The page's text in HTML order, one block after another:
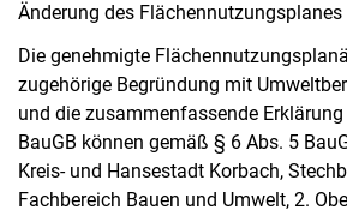
Änderung des
Die genehmigte
zugehörige Begründung mit
und die zusammenfassende
BauGB können gemäß § 6 Abs. 5
Kreis- und Hansestadt Korbach,
Fachbereich Bauen und Umwelt, 2.